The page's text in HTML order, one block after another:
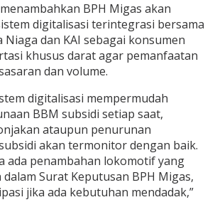
BPH Migas akan
digitalisasi terintegrasi bersama
Niaga dan KAI sebagai konsumen
khusus darat agar pemanfaatan
dan volume.
digitalisasi mempermudah
BBM subsidi setiap saat,
ataupun penurunan
akan termonitor dengan baik.
ada penambahan lokomotif yang
Surat Keputusan BPH Migas,
jika ada kebutuhan mendadak,”